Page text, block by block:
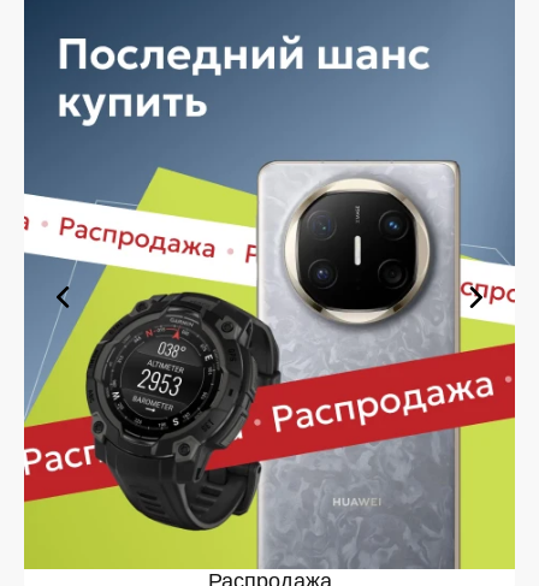
быстро — независимо от объема, с возможностью
выполнить бесплатную доставку.
Планируете покупку в рассрочку? У нас есть такая
услуга. Мы предлагаем удобные условия оплаты,
выберите нужную позицию, добавьте в корзину и
оформите заявку — купить POCO X8 Pro в Белгороде
вы сможете в кратчайшие сроки.
Ассортимент POCO X8 Pro в
магазине iSpace в Белгороде
На нашей торговой платформе представлен широкий
выбор продукции. Среди ассортимента, как новинки
рынка, так и проверенные временем модели. Каждый
продукт в каталоге соответствует стандартам
качества. Вы можете выбрать и заказать POCO X8 Pro
в Белгороде в удобной конфигурации и с доступной
ценой.
Мы постоянно обновляем ассортимент, отслеживаем
наличие, поддерживаем актуальность информации,
касающейся цен и наличия. Благодаря этому клиенты
получают лучшие предложения и экономят своё